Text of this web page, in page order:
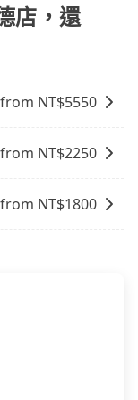
問題再下訂。
多停留 5 分
機現付。如果
，則不需要額
店，還
from NT$5550
from NT$2250
from NT$1800